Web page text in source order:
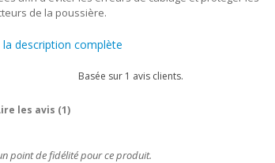
de la poussière.
description complète
Basée sur 1 avis clients.
les avis (1)
point de fidélité pour ce produit.